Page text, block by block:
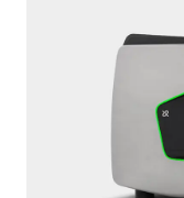
Política de Privacidade